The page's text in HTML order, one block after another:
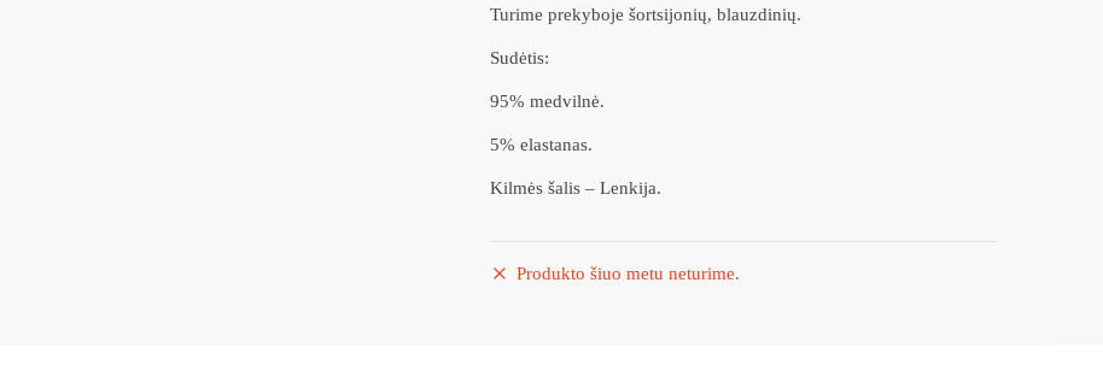
Turime prekyboje šortsijonių, blauzdinių.
Sudėtis:
95% medvilnė.
5% elastanas.
Kilmės šalis – Lenkija.
Produkto šiuo metu neturime.